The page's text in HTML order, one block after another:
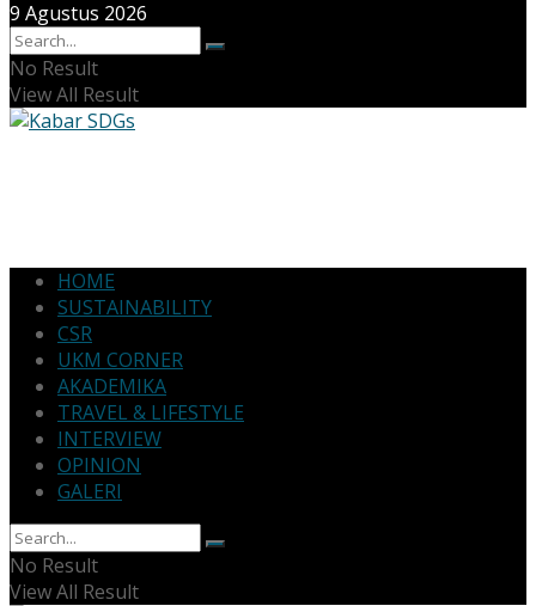
9 Agustus 2026
No Result
View All Result
HOME
SUSTAINABILITY
CSR
UKM CORNER
AKADEMIKA
TRAVEL & LIFESTYLE
INTERVIEW
OPINION
GALERI
No Result
View All Result